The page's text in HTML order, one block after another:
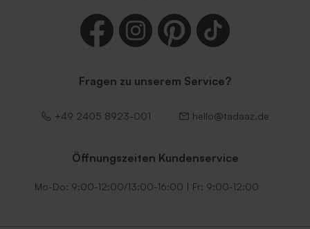
Fragen zu unserem Service?
+49 2405 8923-001 hello@tadaaz.de
Öffnungszeiten Kundenservice
Mo-Do: 9:00-12:00/13:00-16:00 | Fr: 9:00-12:00